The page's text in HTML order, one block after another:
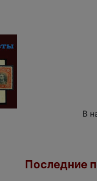
В
Последние